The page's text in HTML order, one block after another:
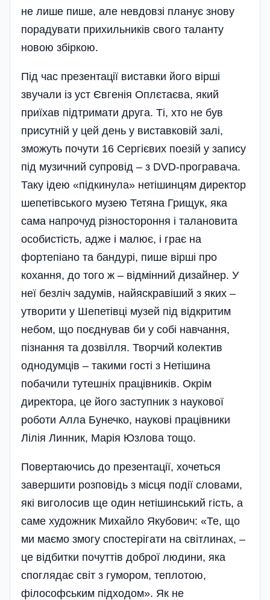
не лише пише, але невдовзі планує знову
порадувати прихильників свого таланту
новою збіркою.
Під час презентації виставки його вірші
звучали із уст Євгенія Оплєтаєва, який
приїхав підтримати друга. Ті, хто не був
присутній у цей день у виставковій залі,
зможуть почути 16 Сергієвих поезій у запису
під музичний супровід – з DVD-програвача.
Таку ідею «підкинула» нетішинцям директор
шепетівського музею Тетяна Грищук, яка
сама напрочуд різностороння і талановита
особистість, адже і малює, і грає на
фортепіано та бандурі, пише вірші про
кохання, до того ж – відмінний дизайнер. У
неї безліч задумів, найяскравіший з яких –
утворити у Шепетівці музей під відкритим
небом, що поєднував би у собі навчання,
пізнання та дозвілля. Творчий колектив
однодумців – такими гості з Нетішина
побачили тутешніх працівників. Окрім
директора, це його заступник з наукової
роботи Алла Бунечко, наукові праці­вники
Лілія Линник, Марія Юзлова тощо.
Повертаючись до презентації, хочеться
завершити розповідь з місця події словами,
які виголосив ще один нетішинський гість, а
саме художник Михайло Якубович: «Те, що
ми маємо змогу спостерігати на світлинах, –
це відбитки почуттів доброї людини, яка
споглядає світ з гумором, теплотою,
філософським підходом». Як не